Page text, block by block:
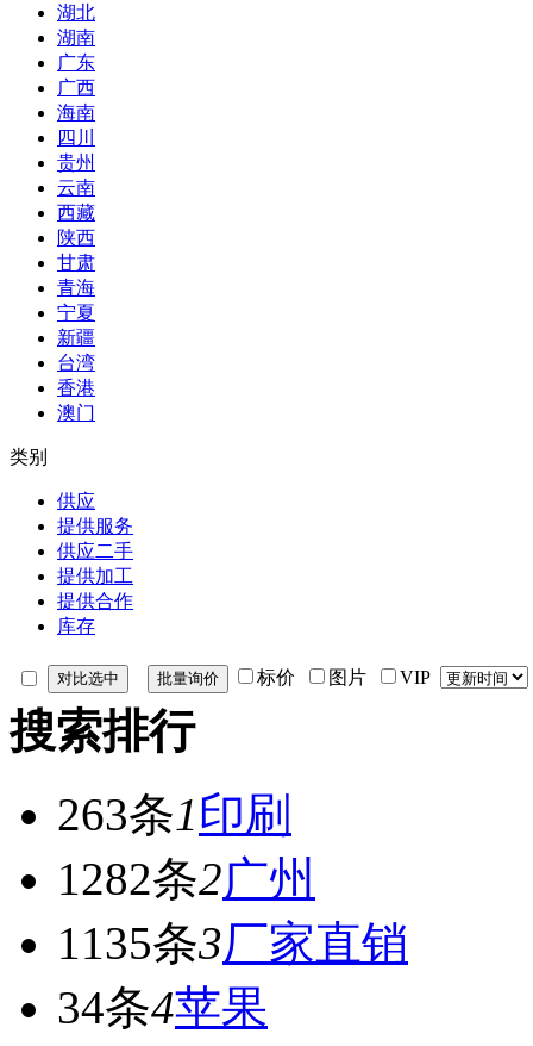
湖北
湖南
广东
广西
海南
四川
贵州
云南
西藏
陕西
甘肃
青海
宁夏
新疆
台湾
香港
澳门
类别
供应
提供服务
供应二手
提供加工
提供合作
库存
标价 图片 VIP
搜索排行
263条1印刷
1282条2广州
1135条3厂家直销
34条4苹果